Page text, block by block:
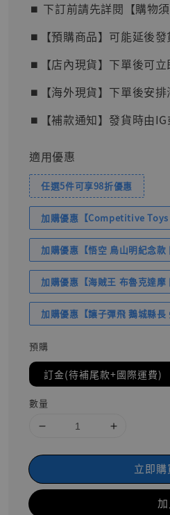
⏹︎ 下訂前請先詳閱【購物
⏹︎【預購商品】可能延後
⏹︎【店內現貨】下單後可
⏹︎【海外現貨】下單後安
⏹︎【補款通知】發貨時由
適用優惠
任選5件可享98折優惠
加購優惠【Competitive Toys
加購優惠【悟空 鳥山明紀念款
加購優惠【海賊王 布魯克達摩
加購優惠【讓子彈飛 鵝城縣長
預購
訂金(待補尾款+國際運費)
數量
立即